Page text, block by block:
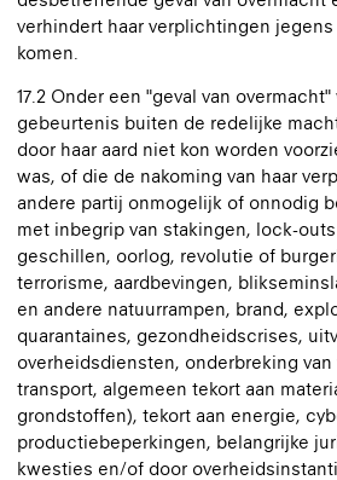
verhindert haar verplichtingen
komen.
17.2 Onder een "geval van
gebeurtenis buiten de redelijke
door haar aard niet kon worden
was, of die de nakoming van haar
andere partij onmogelijk of onnodig
met inbegrip van stakingen, lock-
geschillen, oorlog, revolutie of
terrorisme, aardbevingen,
en andere natuurrampen, brand,
quarantaines, gezondheidscrises,
overheidsdiensten, onderbreking
transport, algemeen tekort aan
grondstoffen), tekort aan energie,
productiebeperkingen, belangrijke
kwesties en/of door